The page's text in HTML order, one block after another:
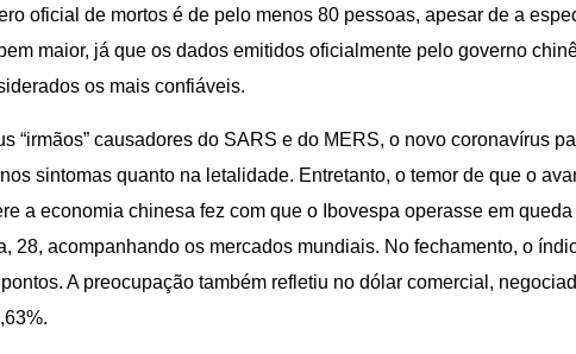
oficial de mortos é de pelo menos 80 pessoas, apesar de a
maior, já que os dados emitidos oficialmente pelo governo
os mais confiáveis.
“irmãos” causadores do SARS e do MERS, o novo coronavírus
sintomas quanto na letalidade. Entretanto, o temor de que o
a economia chinesa fez com que o Ibovespa operasse em queda
28, acompanhando os mercados mundiais. No fechamento, o
A preocupação também refletiu no dólar comercial,